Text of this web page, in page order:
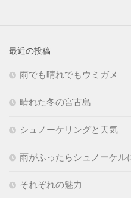
最近の投稿
雨でも晴れでもウミガメ
晴れた冬の宮古島
シュノーケリングと天気
雨がふったらシュノーケル
それぞれの魅力